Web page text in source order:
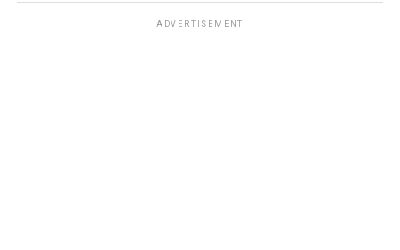
ADVERTISEMENT